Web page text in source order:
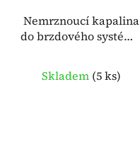
Nemrznoucí kapalina
do brzdového systému
Skladem (5 ks)